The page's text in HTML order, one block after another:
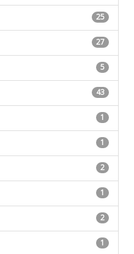
25
27
5
43
1
1
2
1
2
1